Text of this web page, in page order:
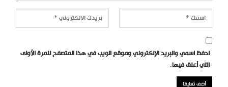
احفظ اسمي والبريد الإلكتروني وموقع الويب في هذا المتصفح للمرة الأولى
التي أعلق فيها.